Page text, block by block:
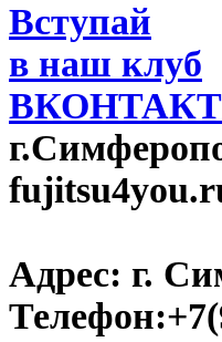
Вступай
в наш клуб
Адрес: г.
Телефон: